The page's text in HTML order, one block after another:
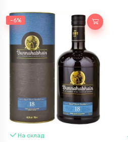
-6%
На склад